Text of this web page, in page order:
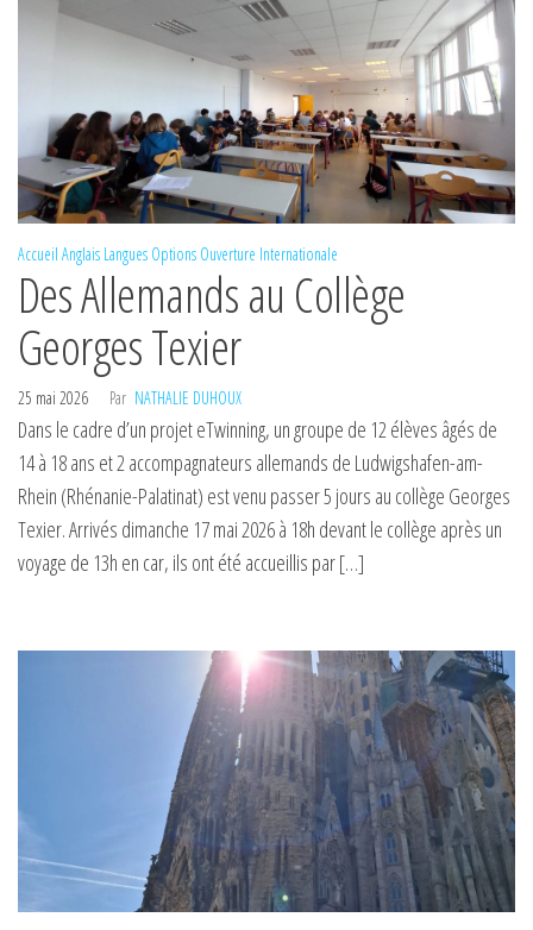
Accueil Anglais Langues Options Ouverture Internationale
Des Allemands au Collège
Georges Texier
25 mai 2026 Par NATHALIE DUHOUX
Dans le cadre d’un projet eTwinning, un groupe de 12 élèves âgés de
14 à 18 ans et 2 accompagnateurs allemands de Ludwigshafen-am-
Rhein (Rhénanie-Palatinat) est venu passer 5 jours au collège Georges
Texier. Arrivés dimanche 17 mai 2026 à 18h devant le collège après un
voyage de 13h en car, ils ont été accueillis par […]